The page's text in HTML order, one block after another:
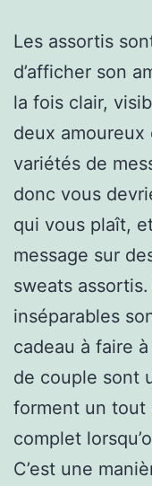
Les assortis
d’afficher son
la fois clair,
deux amoureux
variétés de
donc vous
qui vous plaît,
message sur
sweats
inséparables
cadeau à faire
de couple sont
forment un tout
complet
C’est une